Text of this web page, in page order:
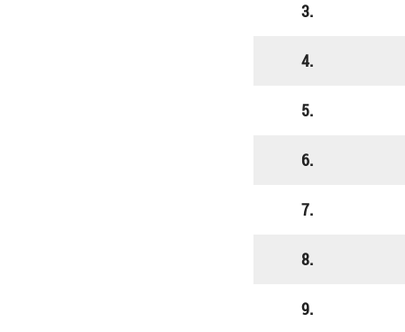
3.
4.
5.
6.
7.
8.
9.